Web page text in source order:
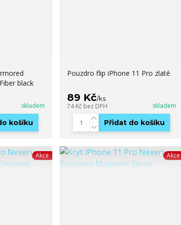
black
skladem
košíku
Pouzdro flip iPhone 11 Pro zlaté
89 Kč/ks
74 Kč bez DPH skladem
Přidat do košíku
Akce Akce